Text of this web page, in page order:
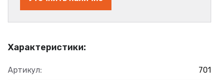
Характеристики:
Артикул: 701